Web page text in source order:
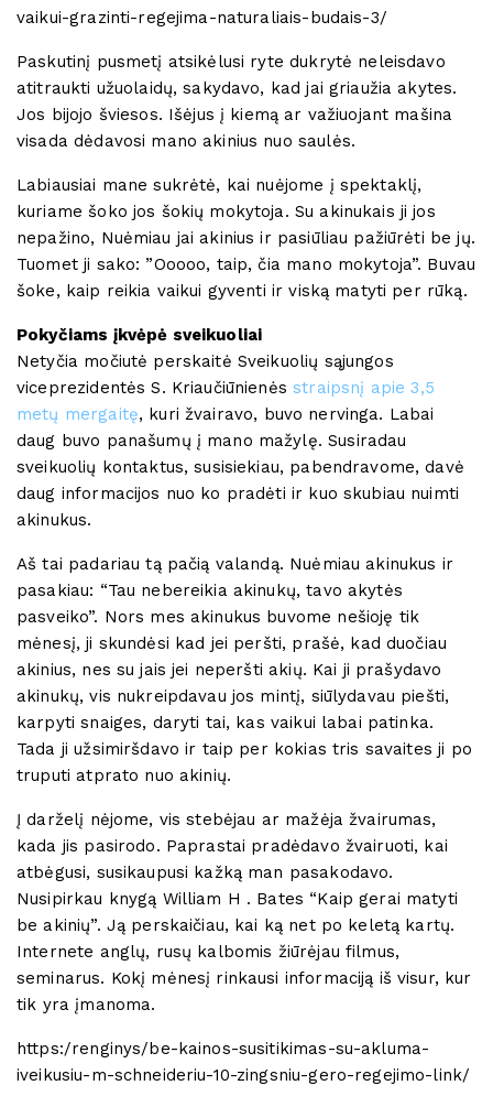
vaikui-grazinti-regejima-naturaliais-budais-3/
Paskutinį pusmetį atsikėlusi ryte dukrytė neleisdavo
atitraukti užuolaidų, sakydavo, kad jai griaužia akytes.
Jos bijojo šviesos. Išėjus į kiemą ar važiuojant mašina
visada dėdavosi mano akinius nuo saulės.
Labiausiai mane sukrėtė, kai nuėjome į spektaklį,
kuriame šoko jos šokių mokytoja. Su akinukais ji jos
nepažino, Nuėmiau jai akinius ir pasiūliau pažiūrėti be jų.
Tuomet ji sako: ”Ooooo, taip, čia mano mokytoja”. Buvau
šoke, kaip reikia vaikui gyventi ir viską matyti per rūką.
Pokyčiams įkvėpė sveikuoliai
Netyčia močiutė perskaitė Sveikuolių sąjungos
viceprezidentės S. Kriaučiūnienėsstraipsnį apie 3,5
metų mergaitę, kuri žvairavo, buvo nervinga. Labai
daug buvo panašumų į mano mažylę. Susiradau
sveikuolių kontaktus, susisiekiau, pabendravome, davė
daug informacijos nuo ko pradėti ir kuo skubiau nuimti
akinukus.
Aš tai padariau tą pačią valandą. Nuėmiau akinukus ir
pasakiau: “Tau nebereikia akinukų, tavo akytės
pasveiko”. Nors mes akinukus buvome nešioję tik
mėnesį, ji skundėsi kad jei peršti, prašė, kad duočiau
akinius, nes su jais jei neperšti akių. Kai ji prašydavo
akinukų, vis nukreipdavau jos mintį, siūlydavau piešti,
karpyti snaiges, daryti tai, kas vaikui labai patinka.
Tada ji užsimiršdavo ir taip per kokias tris savaites ji po
truputi atprato nuo akinių.
Į darželį nėjome, vis stebėjau ar mažėja žvairumas,
kada jis pasirodo. Paprastai pradėdavo žvairuoti, kai
atbėgusi, susikaupusi kažką man pasakodavo.
Nusipirkau knygą William H . Bates “Kaip gerai matyti
be akinių”. Ją perskaičiau, kai ką net po keletą kartų.
Internete anglų, rusų kalbomis žiūrėjau filmus,
seminarus. Kokį mėnesį rinkausi informaciją iš visur, kur
tik yra įmanoma.
https:/renginys/be-kainos-susitikimas-su-akluma-
iveikusiu-m-schneideriu-10-zingsniu-gero-regejimo-link/